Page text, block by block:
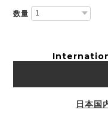
数量
日本国